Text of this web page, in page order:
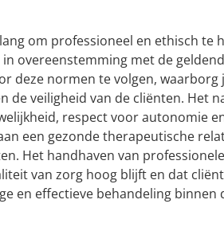
om professioneel en ethisch te
overeenstemming met de
deze normen te volgen,
de veiligheid van de cliënten. Het
respect voor autonomie
een gezonde therapeutische
Het handhaven van
van zorg hoog blijft en dat
en effectieve behandeling binnen